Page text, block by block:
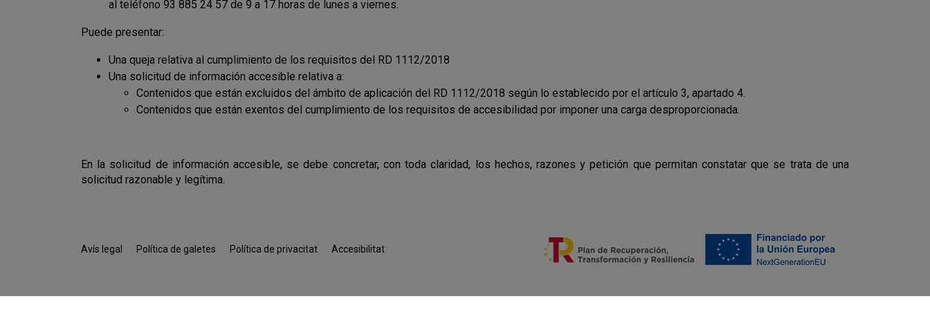
al teléfono 93 885 24 57 de 9 a 17 horas de lunes a viernes.
Puede presentar:
Una queja relativa al cumplimiento de los requisitos del RD 1112/2018
Una solicitud de información accesible relativa a:
Contenidos que están excluidos del ámbito de aplicación del RD 1112/2018 según lo establecido por el artículo 3, apartado 4.
Contenidos que están exentos del cumplimiento de los requisitos de accesibilidad por imponer una carga desproporcionada.
En la solicitud de información accesible, se debe concretar, con toda claridad, los hechos, razones y petición que permitan constatar que se trata de una
solicitud razonable y legítima.
Avís legal Política de galetes Política de privacitat Accesibilitat